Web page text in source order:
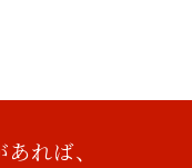
れば、